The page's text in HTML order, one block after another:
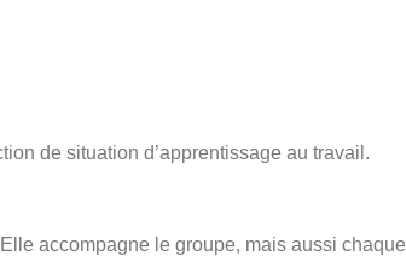
de situation d’apprentissage au travail.
accompagne le groupe, mais aussi chaque